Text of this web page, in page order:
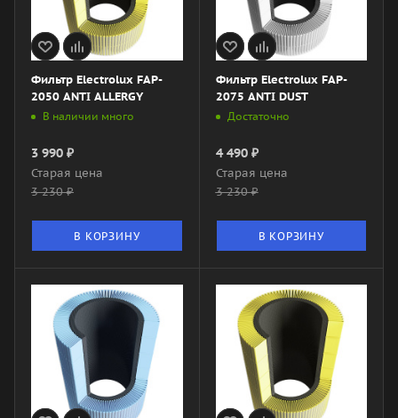
Фильтр Electrolux FAP-
2050 ANTI ALLERGY
В наличии много
3 990 ₽
Старая цена
3 230₽
В КОРЗИНУ
Фильтр Electrolux FAP-
2075 ANTI DUST
Достаточно
4 490₽
Старая цена
3 230₽
В КОРЗИНУ